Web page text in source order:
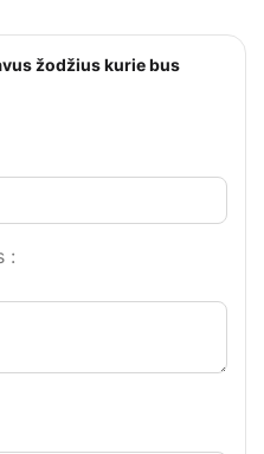
žodžius kurie bus
: